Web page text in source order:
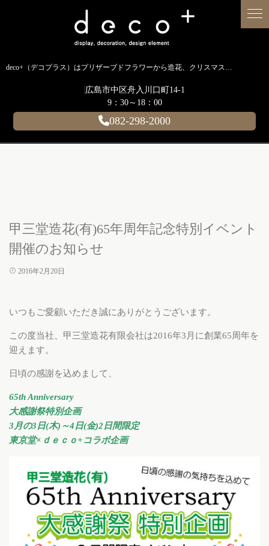
deco+（デコプラス）はプリザーブドフラワーから造花、クリスマス装飾、イルミネーションに至るまで扱う広島のディスプレイ専門ショップです。
広島市中区舟入川口町14-1
9：30～18：00
082-298-2000
甲三堂造花(有)65年周年記念特別イベント
開催のお知らせ
2016年2月20日
いつもご愛顧いただき誠にありがとうございます。
この度当社、甲三堂造花有限会社は2016年3月に創業65周年を
迎えます。
日頃の感謝を込めまして、
65th Anniversary
大感謝祭特別企画
3月の3日(木)～4日(金)2日間限定
東京堂×ｄｅｃｏ+コラボ企画